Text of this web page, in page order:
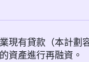
現有貸款（本計劃
資產進行再融資。